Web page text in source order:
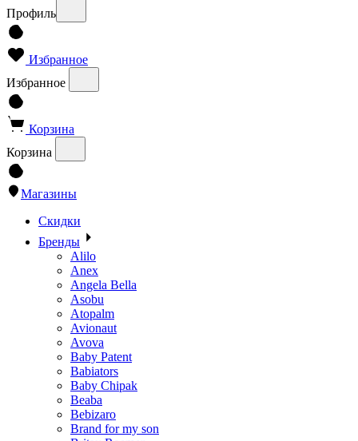
Профиль
Избранное
Избранное
Корзина
Корзина
Магазины
Скидки
Бренды
Alilo
Anex
Angela Bella
Asobu
Atopalm
Avionaut
Avova
Baby Patent
Babiators
Baby Chipak
Beaba
Bebizaro
Brand for my son